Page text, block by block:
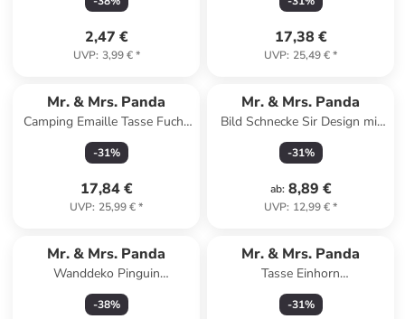
2,47 €
UVP: 3,99 €*
Spruch in Gelb Pastell
17,38 €
UVP: 25,49 €*
Mr. & Mrs. Panda
Camping Emaille Tasse Fuchs
Sterne ohne Spruch in Türkis
Pastell
-31%
17,84 €
UVP: 25,99 €*
Mr. & Mrs. Panda
Bild Schnecke Sir Design mit
Spruch in Weiß
-31%
ab: 8,89 €
UVP: 12,99 €*
Mr. & Mrs. Panda
Wanddeko Pinguin
Weihnachtsbaum ohne
Spruch in Weiß
-38%
Mr. & Mrs. Panda
Tasse Einhorn
Weihnachtsmann mit Spruch
in Rot Pastell
-31%